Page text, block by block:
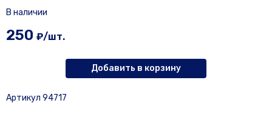
В наличии
250 ₽/шт.
Добавить в корзину
Артикул 94717